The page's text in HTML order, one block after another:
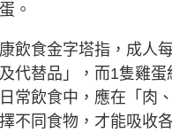
。
飲食金字塔指，成人
代替品」，而1隻雞蛋
常飲食中，應在「肉
不同食物，才能吸收